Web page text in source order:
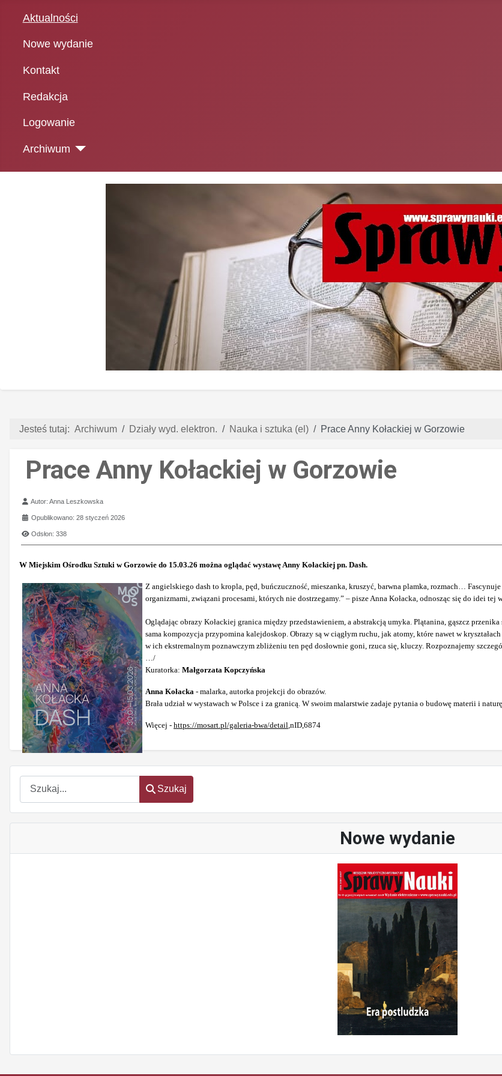
Aktualności
Nowe wydanie
Kontakt
Redakcja
Logowanie
Archiwum
Szukaj
Szukaj
Nowe wydanie
Jesteś tutaj: Archiwum Działy wyd. elektron. Nauka i sztuka (el) Prace Anny Kołackiej w Gorzowie
Prace Anny Kołackiej w Gorzowie
Szczegóły
Autor:Anna Leszkowska
Opublikowano: 28 styczeń 2026
Odsłon: 338
W Miejskim Ośrodku Sztuki w Gorzowie do 15.03.26 można oglądać wystawę Anny Kołackiej pn. Dash.
Z angielskiego dash to kropla, pęd, buńczuczność, mieszanka, kruszyć, barwna plamka, rozmach…
organizmami, związani procesami, których nie dostrzegamy.” – pisze Anna Kołacka, odnosząc się do idei tej
Oglądając obrazy Kołackiej granica między przedstawieniem, a abstrakcją umyka. Plątanina, gąszcz
sama kompozycja przypomina kalejdoskop. Obrazy są w ciągłym ruchu, jak atomy, które nawet w
w ich ekstremalnym poznawczym zbliżeniu ten pęd dosłownie goni, rzuca się, kluczy. Rozpoznajemy
…/
Kuratorka: Małgorzata Kopczyńska
Anna Kołacka - malarka, autorka projekcji do obrazów.
Brała udział w wystawach w Polsce i za granicą. W swoim malarstwie zadaje pytania o budowę materii i
Więcej - https://mosart.pl/galeria-bwa/detail ,nID,6874